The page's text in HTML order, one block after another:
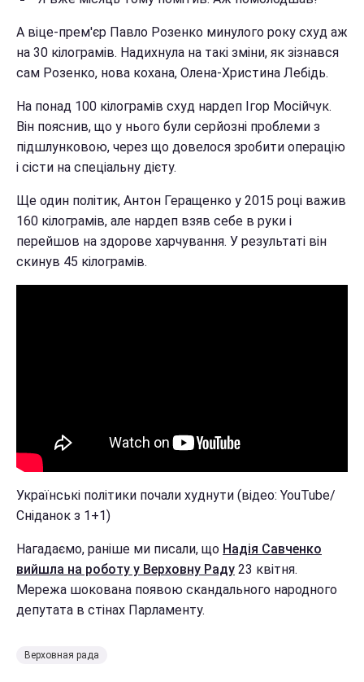
А віце-прем'єр Павло Розенко минулого року схуд аж
на 30 кілограмів. Надихнула на такі зміни, як зізнався
сам Розенко, нова кохана, Олена-Христина Лебідь.
На понад 100 кілограмів схуд нардеп Ігор Мосійчук.
Він пояснив, що у нього були серйозні проблеми з
підшлунковою, через що довелося зробити операцію
і сісти на спеціальну дієту.
Ще один політик, Антон Геращенко у 2015 році важив
160 кілограмів, але нардеп взяв себе в руки і
перейшов на здорове харчування. У результаті він
скинув 45 кілограмів.
Українські політики почали худнути (відео: YouTube/
Сніданок з 1+1)
Нагадаємо, раніше ми писали, що Надія Савченко
вийшла на роботу у Верховну Раду 23 квітня.
Мережа шокована появою скандального народного
депутата в стінах Парламенту.
Верховная рада